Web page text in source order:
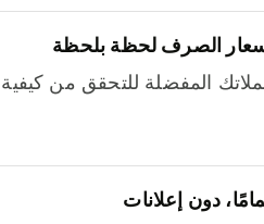
الصرف لحظة بلحظة
المفضلة للتحقق من
دون إعلانات